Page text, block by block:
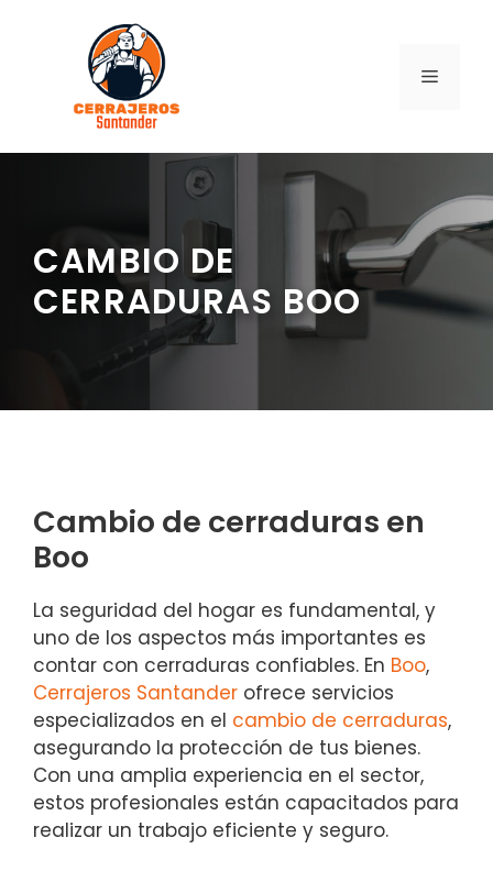
contenido
MENÚ
CAMBIO DE
CERRADURAS BOO
Cambio de cerraduras en
Boo
La seguridad del hogar es fundamental, y
uno de los aspectos más importantes es
contar con cerraduras confiables. En Boo,
Cerrajeros Santander ofrece servicios
especializados en el cambio de cerraduras,
asegurando la protección de tus bienes.
Con una amplia experiencia en el sector,
estos profesionales están capacitados para
realizar un trabajo eficiente y seguro.